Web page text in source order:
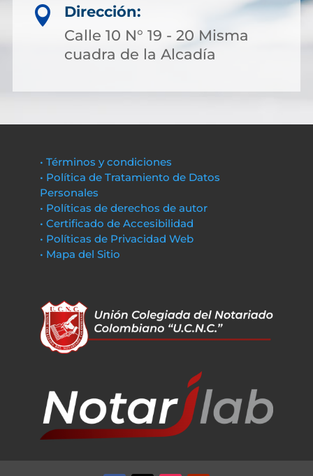

Dirección:
Calle 10 N° 19 - 20 Misma
cuadra de la Alcadía
• Términos y condiciones
• Política de Tratamiento de Datos
Personales
• Políticas de derechos de autor
• Certificado de Accesibilidad
• Políticas de Privacidad Web
• Mapa del Sitio